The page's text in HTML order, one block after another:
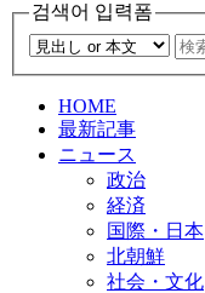
검색어 입력폼
HOME
最新記事
ニュース
政治
経済
国際・日本
北朝鮮
社会・文化